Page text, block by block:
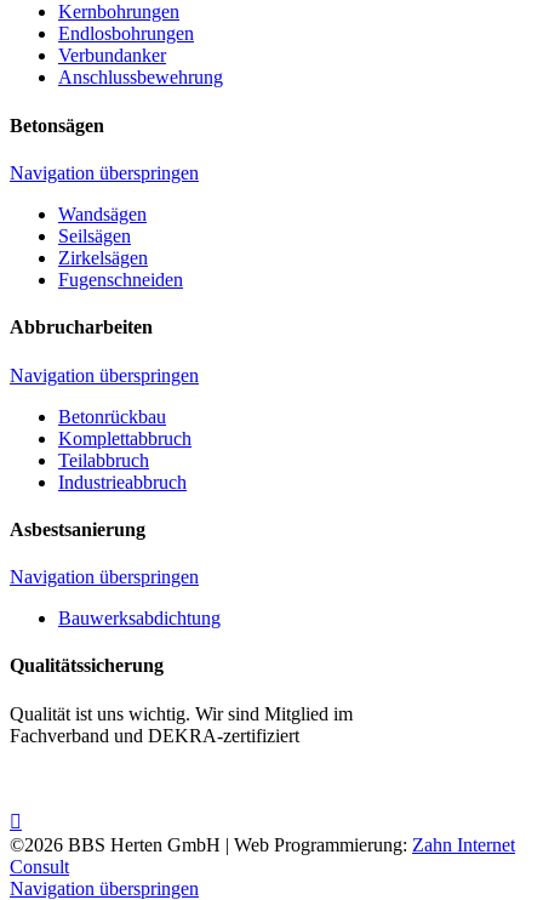
Kernbohrungen
Endlosbohrungen
Verbundanker
Anschlussbewehrung
Betonsägen
Navigation überspringen
Wandsägen
Seilsägen
Zirkelsägen
Fugenschneiden
Abbrucharbeiten
Navigation überspringen
Betonrückbau
Komplettabbruch
Teilabbruch
Industrieabbruch
Asbestsanierung
Navigation überspringen
Bauwerksabdichtung
Qualitätssicherung
Qualität ist uns wichtig. Wir sind Mitglied im
Fachverband und DEKRA-zertifiziert
©2026 BBS Herten GmbH | Web Programmierung: Zahn Internet
Consult
Navigation überspringen